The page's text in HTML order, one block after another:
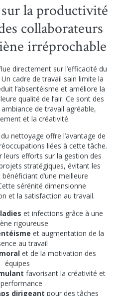
la productivité
collaborateurs
irréprochable
directement sur l’efficacité du
cadre de travail sain limite la
l’absentéisme et améliore la
qualité de l’air. Ce sont des
de travail agréable,
et la créativité.
nettoyage offre l’avantage de
liées à cette tâche.
leurs efforts sur la gestion des
stratégiques, évitant les
d’une meilleure
sérénité dimensionne
et la satisfaction au travail.
et infections grâce à une
rigoureuse
et augmentation de la
au travail
et de la motivation des
équipes
favorisant la créativité et
dirigeant pour des tâches